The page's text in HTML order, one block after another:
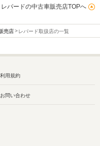
レパードの中古車販売店TOPへ
売店 レパード取扱店の一覧
利用規約
お問い合わせ